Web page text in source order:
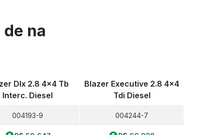
de na
Dlx 2.8 4x4 Tb
Interc. Diesel
004193-9
Blazer Executive 2.8 4x4
Tdi Diesel
004244-7